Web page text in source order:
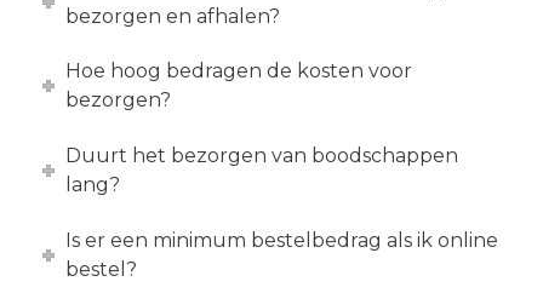
bezorgen en afhalen?
Hoe hoog bedragen de kosten voor
bezorgen?
Duurt het bezorgen van boodschappen
lang?
Is er een minimum bestelbedrag als ik online
bestel?